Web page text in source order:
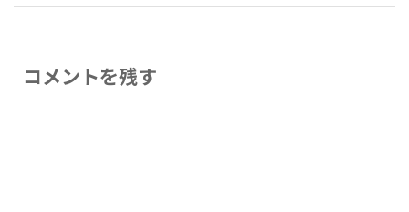
コメントを残す